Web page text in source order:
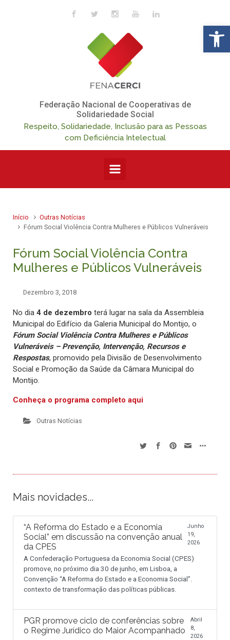
Skip to main content
Federação Nacional de Cooperativas de
Solidariedade Social
Respeito, Solidariedade, Inclusão para as Pessoas
com Deficiência Intelectual
Início
Outras Notícias
Fórum Social Violência Contra Mulheres e Públicos Vulneráveis
Fórum Social Violência Contra
Mulheres e Públicos Vulneráveis
Dezembro 3, 2018
No dia 4 de dezembro terá lugar na sala da Assembleia
Municipal do Edifício da Galeria Municipal do Montijo, o
Fórum Social Violência Contra Mulheres e Públicos
Vulneráveis – Prevenção, Intervenção, Recursos e
Respostas, promovido pela Divisão de Desenvolvimento
Social e Promoção da Saúde da Câmara Municipal do
Montijo.
Conheça o programa completo aqui
Outras Notícias
Mais novidades...
“A Reforma do Estado e a Economia
Social” em discussão na convenção anual
da CPES
Junho
19,
2026
A Confederação Portuguesa da Economia Social (CPES)
promove, no próximo dia 30 de junho, em Lisboa, a
Convenção “A Reforma do Estado e a Economia Social”.
contexto de transformação das políticas públicas.
PGR promove ciclo de conferências sobre
o Regime Jurídico do Maior Acompanhado
Abril
8,
2026